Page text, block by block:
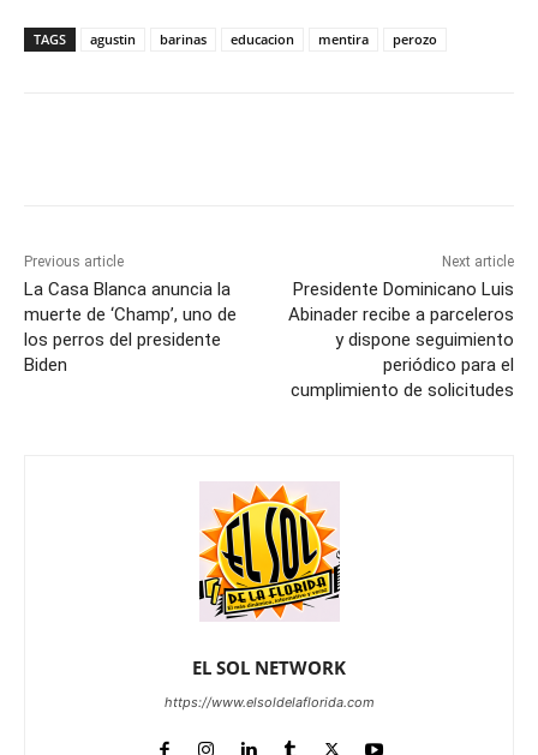
TAGS agustin barinas educacion mentira perozo
Previous article
La Casa Blanca anuncia la
muerte de ‘Champ’, uno de
los perros del presidente
Biden
Next article
Presidente Dominicano Luis
Abinader recibe a parceleros
y dispone seguimiento
periódico para el
cumplimiento de solicitudes
EL SOL NETWORK
https://www.elsoldelaflorida.com